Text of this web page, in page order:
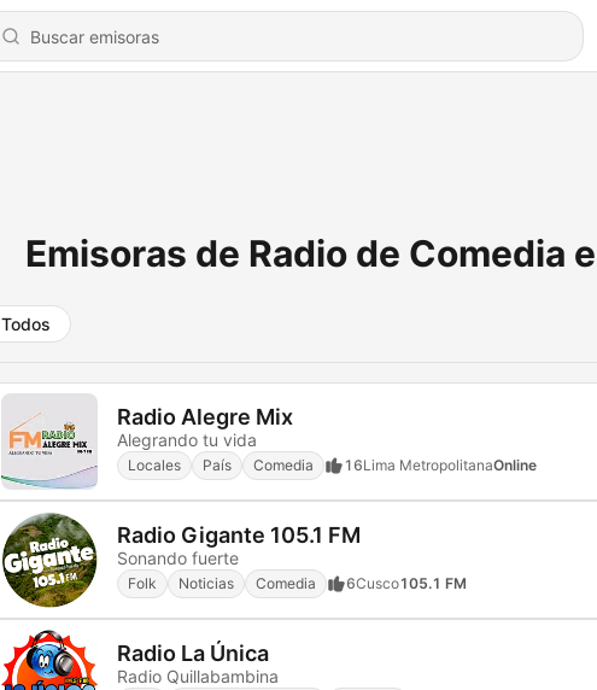
Emisoras de Radio de Comedia
Todos
Radio Alegre Mix
Alegrando tu vida
Locales País Comedia 16Lima MetropolitanaOnline
Radio Gigante 105.1 FM
Sonando fuerte
Folk Noticias Comedia 6Cusco105.1 FM
Radio La Única
Radio Quillabambina